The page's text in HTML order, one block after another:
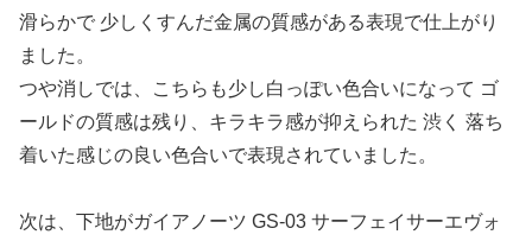
滑らかで 少しくすんだ金属の質感がある表現で仕上がり
ました。
つや消しでは、こちらも少し白っぽい色合いになって ゴ
ールドの質感は残り、キラキラ感が抑えられた 渋く 落ち
着いた感じの良い色合いで表現されていました。
次は、下地がガイアノーツ GS-03 サーフェイサーエヴォ